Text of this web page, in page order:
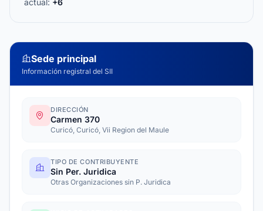
actual: +6
Sede principal
Información registral del SII
DIRECCIÓN
Carmen 370
Curicó, Curicó, Vii Region del Maule
TIPO DE CONTRIBUYENTE
Sin Per. Juridica
Otras Organizaciones sin P. Juridica